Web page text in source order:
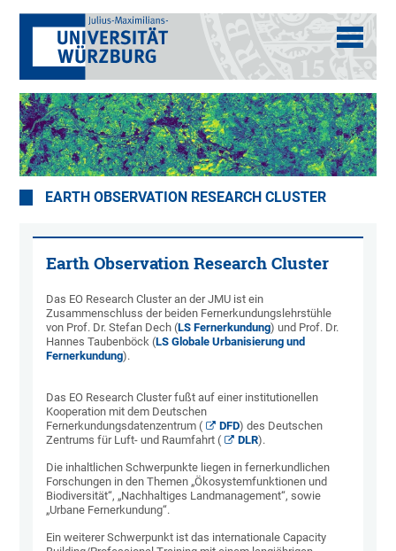
EARTH OBSERVATION RESEARCH CLUSTER
Earth Observation Research Cluster
Das EO Research Cluster an der JMU ist ein
Zusammenschluss der beiden Fernerkundungslehrstühle
von Prof. Dr. Stefan Dech (LS Fernerkundung) und Prof. Dr.
Hannes Taubenböck (LS Globale Urbanisierung und
Fernerkundung).
Das EO Research Cluster fußt auf einer institutionellen
Kooperation mit dem Deutschen
Fernerkundungsdatenzentrum (
DFD) des Deutschen
Zentrums für Luft- und Raumfahrt (
DLR).
Die inhaltlichen Schwerpunkte liegen in fernerkundlichen
Forschungen in den Themen „Ökosystemfunktionen und
Biodiversität“, „Nachhaltiges Landmanagement“, sowie
„Urbane Fernerkundung“.
Ein weiterer Schwerpunkt ist das internationale Capacity